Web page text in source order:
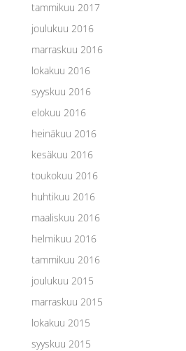
tammikuu 2017
joulukuu 2016
marraskuu 2016
lokakuu 2016
syyskuu 2016
elokuu 2016
heinäkuu 2016
kesäkuu 2016
toukokuu 2016
huhtikuu 2016
maaliskuu 2016
helmikuu 2016
tammikuu 2016
joulukuu 2015
marraskuu 2015
lokakuu 2015
syyskuu 2015